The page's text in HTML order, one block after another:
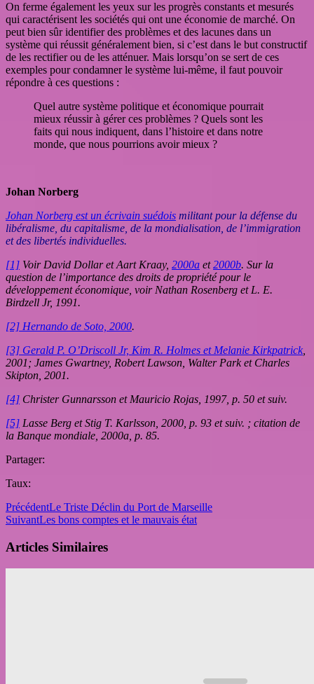
On ferme également les yeux sur les progrès constants et mesurés
qui caractérisent les sociétés qui ont une économie de marché. On
peut bien sûr identifier des problèmes et des lacunes dans un
système qui réussit généralement bien, si c’est dans le but constructif
de les rectifier ou de les atténuer. Mais lorsqu’on se sert de ces
exemples pour condamner le système lui-même, il faut pouvoir
répondre à ces questions :
Quel autre système politique et économique pourrait
mieux réussir à gérer ces problèmes ? Quels sont les
faits qui nous indiquent, dans l’histoire et dans notre
monde, que nous pourrions avoir mieux ?
Johan Norberg
Johan Norberg est un écrivain suédois militant pour la défense du
libéralisme, du capitalisme, de la mondialisation, de l’immigration
et des libertés individuelles.
[1] Voir David Dollar et Aart Kraay, 2000a et2000b. Sur la
question de l’importance des droits de propriété pour le
développement économique, voir Nathan Rosenberg et L. E.
Birdzell Jr, 1991.
[2] Hernando de Soto, 2000.
[3] Gerald P. O’Driscoll Jr, Kim R. Holmes et Melanie Kirkpatrick,
2001; James Gwartney, Robert Lawson, Walter Park et Charles
Skipton, 2001.
[4] Christer Gunnarsson et Mauricio Rojas, 1997, p. 50 et suiv.
[5] Lasse Berg et Stig T. Karlsson, 2000, p. 93 et suiv. ; citation de
la Banque mondiale, 2000a, p. 85.
Partager:
Taux:
PrécédentLe Triste Déclin du Port de Marseille
SuivantLes bons comptes et le mauvais état
Articles Similaires